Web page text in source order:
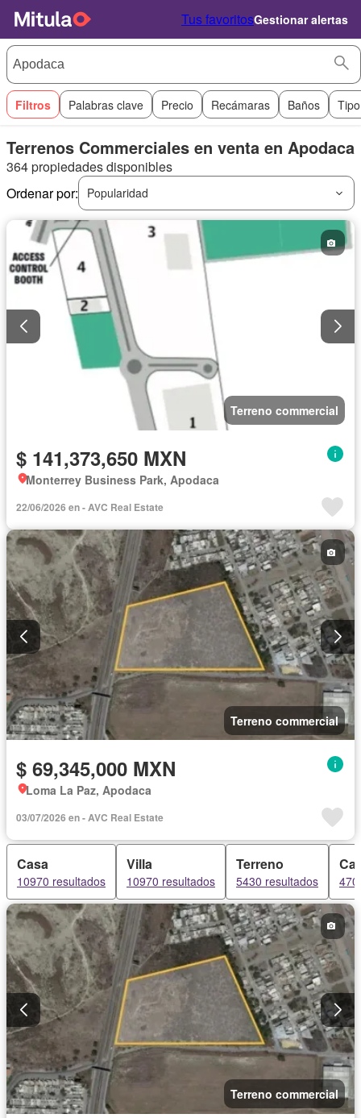
Tus favoritosGestionar alertas
Filtros Palabras clave Precio Recámaras Baños
Terrenos Commerciales en venta en Apodaca
364 propiedades disponibles
Ordenar por:
Popularidad
Terreno commercial
$ 141,373,650 MXN
Monterrey Business Park, Apodaca
22/06/2026 en - AVC Real Estate
Terreno commercial
$ 69,345,000 MXN
Loma La Paz, Apodaca
03/07/2026 en - AVC Real Estate
Casa
10970 resultados
Villa
10970 resultados
Terreno
5430 resultados
Terreno commercial